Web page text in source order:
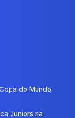
do Mundo
Juniors na